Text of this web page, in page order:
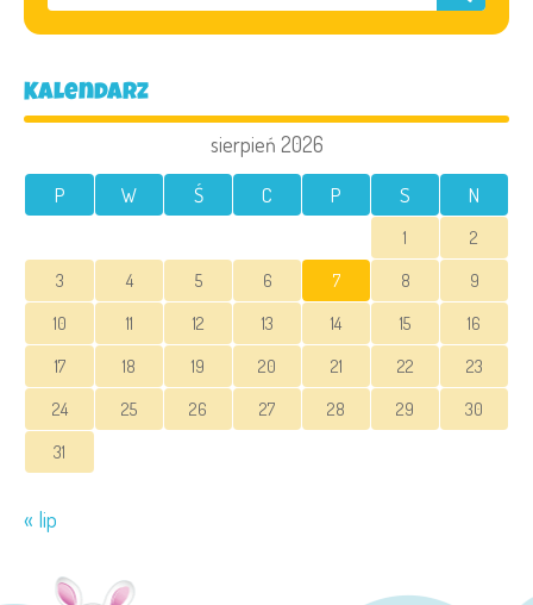
Kalendarz
sierpień 2026
P W Ś C P S N
1
2
3
4 5 6 7 8
9
10
11 12 13 14 15
16
17
18 19 20 21 22
23
24
25 26 27 28 29
30
31
« lip